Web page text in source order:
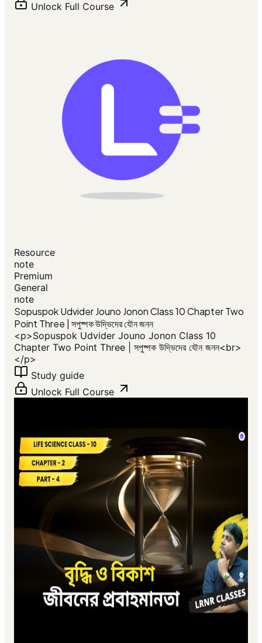
Unlock Full Course
Resource
note
Premium
General
note
Sopuspok Udvider Jouno Jonon Class 10 Chapter Two
Point Three | সপুষ্পক উদ্ভিদের যৌন জনন
<p>Sopuspok Udvider Jouno Jonon Class 10
Chapter Two Point Three | সপুষ্পক উদ্ভিদের যৌন জনন<br>
</p>
Study guide
Unlock Full Course